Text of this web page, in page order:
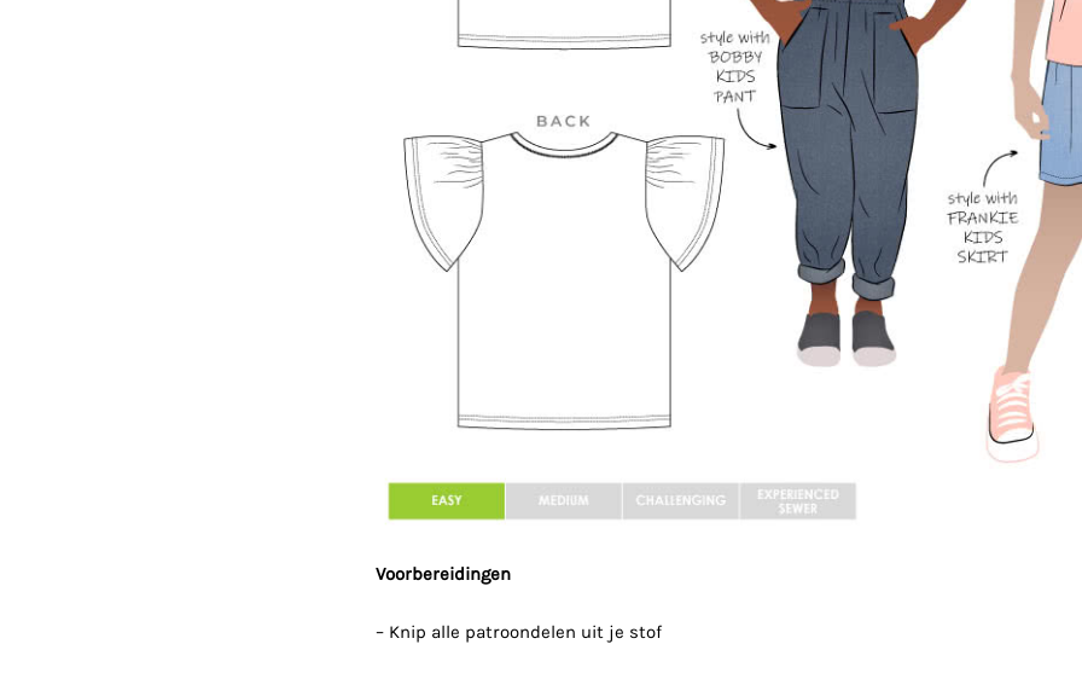
Voorbereidingen
– Knip alle patroondelen uit je stof